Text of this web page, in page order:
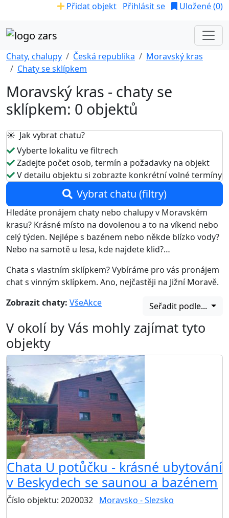
Přidat objekt Přihlásit se Uložené (0)
Chaty, chalupy Česká republika
Moravský kras
Chaty se sklípkem
Moravský kras - chaty se
sklípkem: 0 objektů
☀️ Jak vybrat chatu?
Vyberte lokalitu ve filtrech
Zadejte počet osob, termín a požadavky na objekt
V detailu objektu si zobrazte konkrétní volné termíny
Vybrat chatu (filtry)
Hledáte pronájem chaty nebo chalupy v Moravském
krasu? Krásné místo na dovolenou a to na víkend nebo
celý týden. Nejlépe s bazénem nebo někde blízko vody?
Nebo na samotě u lesa, kde najdete klid?…
Chata s vlastním sklípkem? Vybíráme pro vás pronájem
chat s vinným sklípkem. Ano, nejčastěji na Jižní Moravě.
Zobrazit chaty: VšeAkce Seřadit podle...
V okolí by Vás mohly zajímat tyto
objekty
Chata U potůčku - krásné ubytování
v Beskydech se saunou a bazénem
Číslo objektu: 2020032 Moravsko - Slezsko